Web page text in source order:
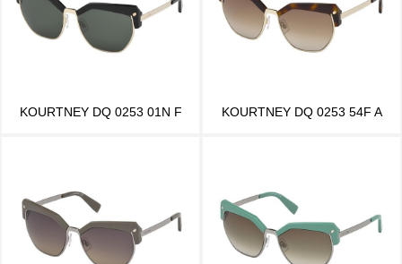
KOURTNEY DQ 0253 01N F KOURTNEY DQ 0253 54F A